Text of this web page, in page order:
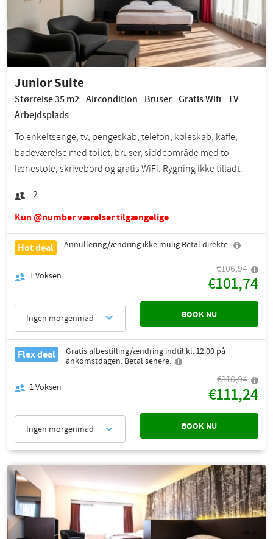
Junior Suite
Størrelse 35 m2 - Aircondition - Bruser - Gratis Wifi - TV -
Arbejdsplads
To enkeltsenge, tv, pengeskab, telefon, køleskab, kaffe,
badeværelse med toilet, bruser, siddeområde med to
lænestole, skrivebord og gratis WiFi. Rygning ikke tilladt.
2
Kun @number værelser tilgængelige
Hot deal Annullering/ændring ikke mulig Betal direkte.
1Voksen
€106,94
€101,74
Ingen morgenmad BOOK NU
Flex deal
Gratis afbestilling/ændring indtil kl. 12.00 på
ankomstdagen. Betal senere.
1Voksen
€116,94
€111,24
Ingen morgenmad BOOK NU